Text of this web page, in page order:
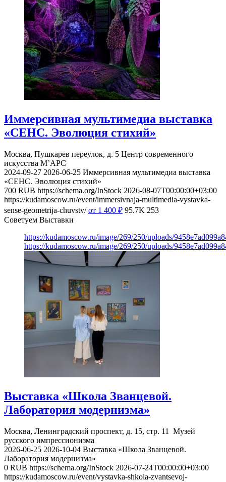
Иммерсивная мультимедиа выставка
«СЕНС. Эволюция стихий»
Москва, Пушкарев переулок, д. 5 Центр современного
искусства М’АРС
2024-09-27 2026-06-25 Иммерсивная мультимедиа выставка
«СЕНС. Эволюция стихий»
700 RUB https://schema.org/InStock 2026-08-07T00:00:00+03:00
https://kudamoscow.ru/event/immersivnaja-multimedia-vystavka-
sense-geometrija-chuvstv/ от 1 400 ₽ 95.7K 253
Советуем Выставки
https://kudamoscow.ru/image/269/250/uploads/
https://kudamoscow.ru/image/269/250/uploads/
Выставка «Школа Званцевой.
Лаборатория модернизма»
Москва, Ленинградский проспект, д. 15, стр. 11
Музей
русского импрессионизма
2026-06-25 2026-10-04 Выставка «Школа Званцевой.
Лаборатория модернизма»
0 RUB https://schema.org/InStock 2026-07-24T00:00:00+03:00
https://kudamoscow.ru/event/vystavka-shkola-zvantsevoj-